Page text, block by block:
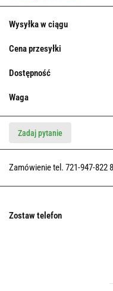
Wysyłka w ciągu
Cena przesyłki
Dostępność
Waga
Zadaj pytanie
Zamówienie tel. 721-947-822
Zostaw telefon